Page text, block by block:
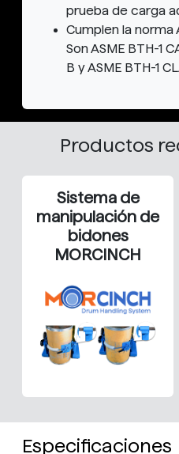
prueba de carga
Cumplen la norma
Son ASME BTH-1
B y ASME BTH-1
Productos
Sistema de
manipulación de
bidones
MORCINCH
Especificaciones